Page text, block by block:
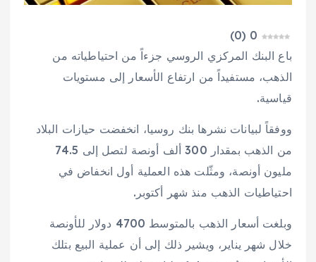
0
(
0
)
باع البنك المركزي الروسي جزءاً من احتياطياته من
الذهب، مستفيداً من ارتفاع الأسعار إلى مستويات
قياسية.
ووفقاً لبيانات نشرها بنك روسيا، انخفضت حيازات البلاد
من الذهب بمقدار 300 ألف أونصة لتصل إلى 74.5
مليون أونصة، ومثّلت هذه العملية أول انخفاض في
احتياطيات الذهب منذ شهر أكتوبر.
وبلغت أسعار الذهب بالمتوسط 4700 دولار للأونصة
خلال شهر يناير، ويشير ذلك إلى أن عملية البيع بتلك